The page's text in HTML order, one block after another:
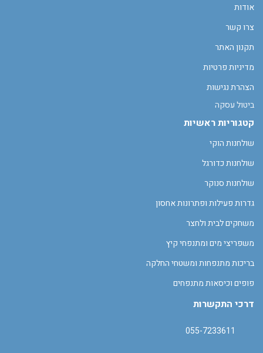
אודות
צרו קשר
תקנון האתר
מדיניות פרטיות
הצהרת נגישות
ביטול עסקה
קטגוריות ראשיות
שולחנות הוקי
שולחנות כדורגל
שולחנות סנוקר
גדרות פעילות ופתרונות אחסון
משחקים לבית ולחצר
משפריצי מים ומתנפחי קיץ
בריכות מתנפחות ומשטחי החלקה
פופים וכיסאות מתנפחים
דרכי התקשרות
055-7233611